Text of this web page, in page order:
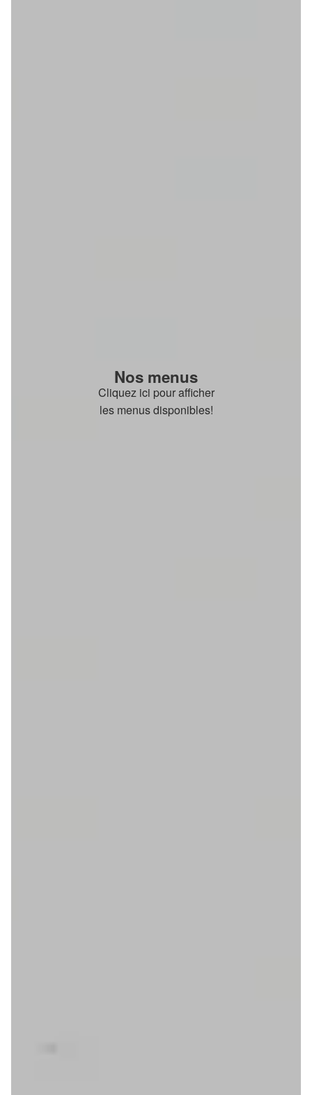
Nos menus
Cliquez ici pour afficher
les menus disponibles!